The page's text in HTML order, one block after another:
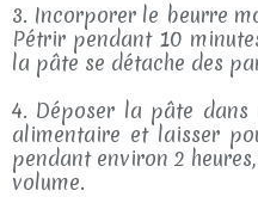
3. Incorporer le beurre
Pétrir pendant 10
la pâte se détache des
4. Déposer la pâte
alimentaire et laisser
pendant environ 2
volume.